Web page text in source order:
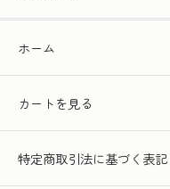
ホーム
カートを見る
特定商取引法に基づく表記